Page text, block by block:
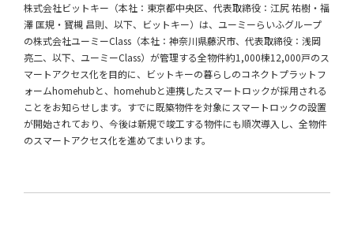
株式会社ビットキー（本社：東京都中央区、代表取締役：江尻 祐樹・福
澤 匡規・寳槻 昌則、以下、ビットキー）は、ユーミーらいふグループ
の株式会社ユーミーClass（本社：神奈川県藤沢市、代表取締役：浅岡
亮二、以下、ユーミーClass）が管理する全物件約1,000棟12,000戸のス
マートアクセス化を目的に、ビットキーの暮らしのコネクトプラットフ
ォームhomehubと、homehubと連携したスマートロックが採用される
ことをお知らせします。すでに既築物件を対象にスマートロックの設置
が開始されており、今後は新規で竣工する物件にも順次導入し、全物件
のスマートアクセス化を進めてまいります。